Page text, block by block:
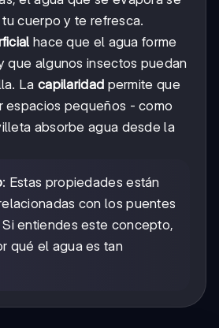
cuerpo y te refresca.
hace que el agua forme
que algunos insectos puedan
La capilaridad permite que
espacios pequeños - como
absorbe agua desde la
: Estas propiedades están
con los puentes
entiendes este concepto,
qué el agua es tan